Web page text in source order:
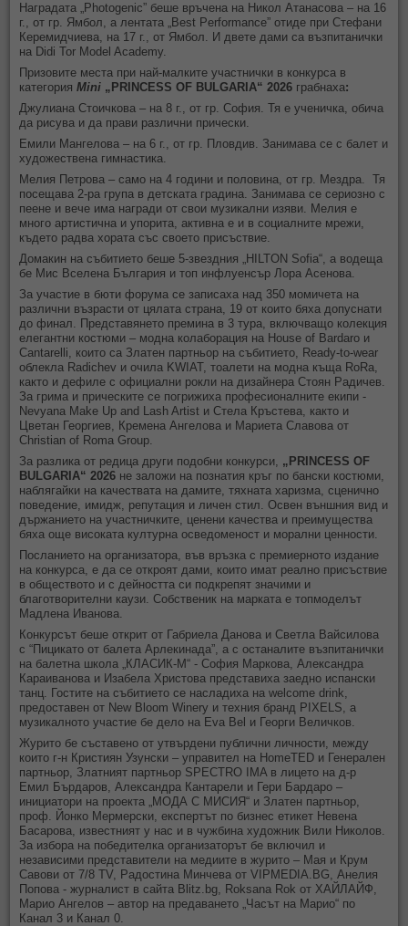
Наградата „Photogenic” беше връчена на Никол Атанасова – на 16
г., от гр. Ямбол, а лентата „Best Performance” отиде при Стефани
Керемидчиева, на 17 г., от Ямбол. И двете дами са възпитанички
на Didi Tor Model Academy.
Призовите места при най-малките участнички в конкурса в
категорияMini „PRINCESS OF BULGARIA“ 2026 грабнаха:
Джулиана Стоичкова – на 8 г., от гр. София. Тя е ученичка, обича
да рисува и да прави различни прически.
Емили Мангелова – на 6 г., от гр. Пловдив. Занимава се с балет и
художествена гимнастика.
Мелия Петрова – само на 4 години и половина, от гр. Мездра. Тя
посещава 2-ра група в детската градина. Занимава се сериозно с
пеене и вече има награди от свои музикални изяви. Мелия е
много артистична и упорита, активна е и в социалните мрежи,
където радва хората със своето присъствие.
Домакин на събитието беше 5-звездния „HILTON Sofia“, а водеща
бе Мис Вселена България и топ инфлуенсър Лора Асенова.
За участие в бюти форума се записаха над 350 момичета на
различни възрасти от цялата страна, 19 от които бяха допуснати
до финал. Представянето премина в 3 тура, включващо колекция
елегантни костюми – модна колаборация на House of Bardaro и
Cantarelli, които са Златен партньор на събитието, Ready-to-wear
облекла Radichev и очила KWIAT, тоалети на модна къща RoRa,
както и дефиле с официални рокли на дизайнера Стоян Радичев.
За грима и прическите се погрижиха професионалните екипи -
Nevyana Make Up and Lash Artist и Стела Кръстева, както и
Цветан Георгиев, Кремена Ангелова и Мариета Славова от
Christian of Roma Group.
За разлика от редица други подобни конкурси, „PRINCESS OF
BULGARIA“ 2026 не заложи на познатия кръг по бански костюми,
наблягайки на качествата на дамите, тяхната харизма, сценично
поведение, имидж, репутация и личен стил. Освен външния вид и
държанието на участничките, ценени качества и преимущества
бяха още високата културна осведоменост и морални ценности.
Посланието на организатора, във връзка с премиерното издание
на конкурса, е да се откроят дами, които имат реално присъствие
в обществото и с дейността си подкрепят значими и
благотворителни каузи. Собственик на марката е топмоделът
Мадлена Иванова.
Конкурсът беше открит от Габриела Данова и Светла Вайсилова
с “Пицикато от балета Арлекинада”, а с останалите възпитанички
на балетна школа „КЛАСИК-М“ - София Маркова, Александра
Караиванова и Изабела Христова представиха заедно испански
танц. Гостите на събитието се насладиха на welcome drink,
предоставен от New Bloom Winery и техния бранд PIXELS, а
музикалното участие бе дело на Eva Bel и Георги Величков.
Журито бе съставено от утвърдени публични личности, между
които г-н Кристиян Узунски – управител на HomeTED и Генерален
партньор, Златният партньор SPECTRO IMA в лицето на д-р
Емил Бърдаров, Александра Кантарели и Гери Бардаро –
инициатори на проекта „МОДА С МИСИЯ“ и Златен партньор,
проф. Йонко Мермерски, експертът по бизнес етикет Невена
Басарова, известният у нас и в чужбина художник Вили Николов.
За избора на победителка организаторът бе включил и
независими представители на медиите в журито – Мая и Крум
Савови от 7/8 TV, Радостина Минчева от VIPMEDIA.BG, Анелия
Попова - журналист в сайта Blitz.bg, Roksana Rok от ХАЙЛАЙФ,
Марио Ангелов – автор на предаването „Часът на Марио“ по
Канал 3 и Канал 0.